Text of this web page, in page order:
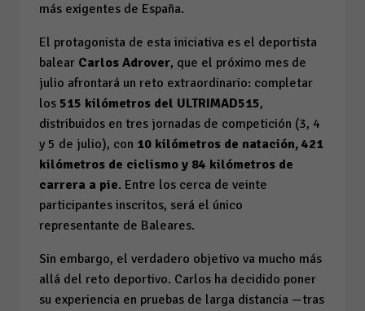
más exigentes de España.
El protagonista de esta iniciativa es el deportista
balear Carlos Adrover, que el próximo mes de
julio afrontará un reto extraordinario: completar
los 515 kilómetros del ULTRIMAD515,
distribuidos en tres jornadas de competición (3, 4
y 5 de julio), con 10 kilómetros de natación, 421
kilómetros de ciclismo y 84 kilómetros de
carrera a pie. Entre los cerca de veinte
participantes inscritos, será el único
representante de Baleares.
Sin embargo, el verdadero objetivo va mucho más
allá del reto deportivo. Carlos ha decidido poner
su experiencia en pruebas de larga distancia —tras